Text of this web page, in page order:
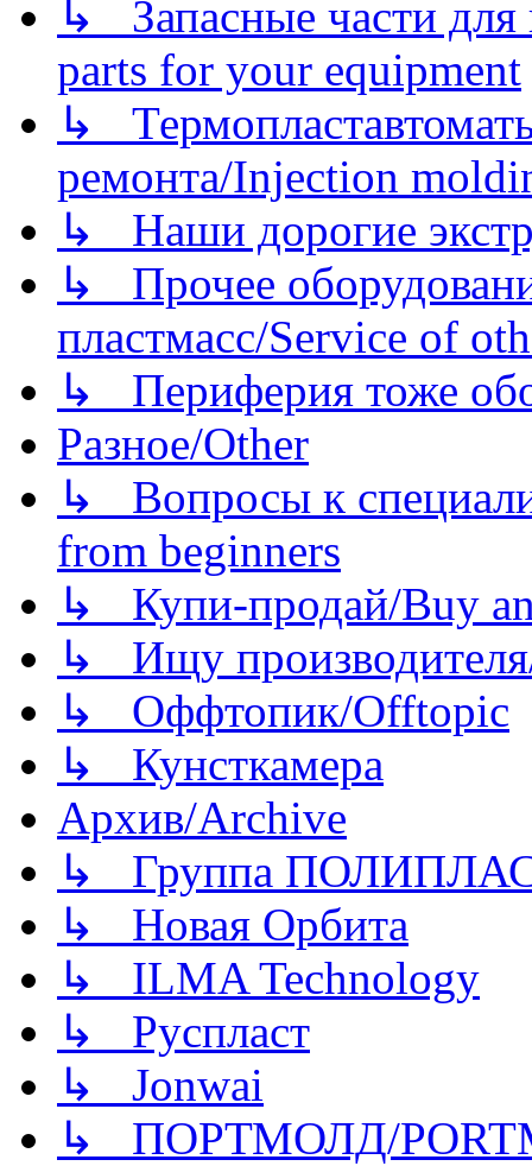
↳ Запасные части для
parts for your equipment
↳
ремонта/Injection
↳ Наши дорогие
↳ Прочее
пластмасс/Service of
↳ Периферия тоже
Разное/Other
↳ Вопросы к
from beginners
↳ Купи-продай/Buy
↳ Ищу
↳ Оффтопик/Offtopic
↳ Кунсткамера
Архив/Archive
↳ Группа
↳ Новая Орбита
↳ ILMA Technology
↳ Руспласт
↳ Jonwai
↳ ПОРТМОЛД/